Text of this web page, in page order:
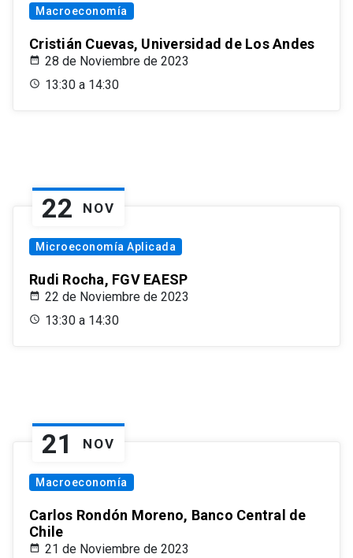
Macroeconomía
Cristián Cuevas, Universidad de Los Andes
28 de Noviembre de 2023
13:30 a 14:30
22 NOV
Microeconomía Aplicada
Rudi Rocha, FGV EAESP
22 de Noviembre de 2023
13:30 a 14:30
21 NOV
Macroeconomía
Carlos Rondón Moreno, Banco Central de
Chile
21 de Noviembre de 2023